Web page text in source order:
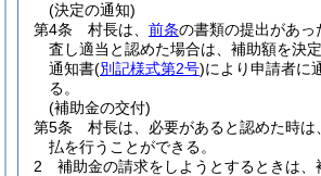
(決定の通知)
第4条
村長は、 前条の書類の提出があっ
査し適当と認めた場合は、補助額を決
通知書(別記様式第2号)により申請者に
る。
(補助金の交付)
第5条
村長は、必要があると認めた時
払を行うことができる。
2
補助金の請求をしようとするときは、